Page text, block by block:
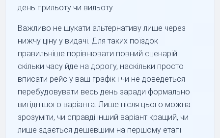
день прильоту чи вильоту.
Важливо не шукати альтернативу лише через
нижчу ціну у видачі. Для таких поїздок
правильніше порівнювати повний сценарій:
скільки часу йде на дорогу, наскільки просто
вписати рейс у ваш графік і чи не доведеться
перебудовувати весь день заради формально
вигіднішого варіанта. Лише після цього можна
зрозуміти, чи справді інший варіант кращий, чи
лише здається дешевшим на першому етапі